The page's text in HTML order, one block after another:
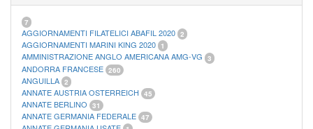
MATERIALE FILATELICO MARINI 33
RACCOGLITORI XL
7
AGGIORNAMENTI FILATELICI ABAFIL 2020 2
AGGIORNAMENTI MARINI KING 2020 1
AMMINISTRAZIONE ANGLO AMERICANA AMG-VG 3
ANDORRA FRANCESE 260
ANGUILLA 2
ANNATE AUSTRIA OSTERREICH 45
ANNATE BERLINO 31
ANNATE GERMANIA FEDERALE 47